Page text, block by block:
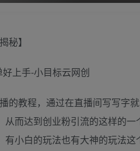
秘】
的教程，通过在直播间写写字
而达到创业粉引流的这样的一
小白的玩法也有大神的玩法这